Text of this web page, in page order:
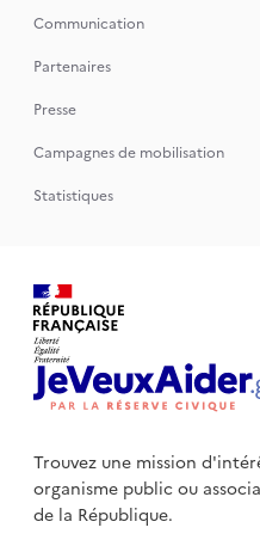
Communication
Partenaires
Presse
Campagnes de mobilisation
Statistiques
Trouvez une mission
organisme publicou
de la République.